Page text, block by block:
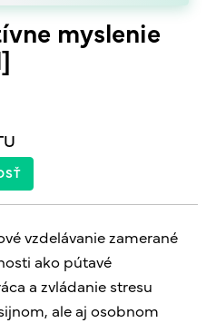
myslenie
vzdelávanie zamerané
ako pútavé
a zvládanie stresu
ale aj osobnom